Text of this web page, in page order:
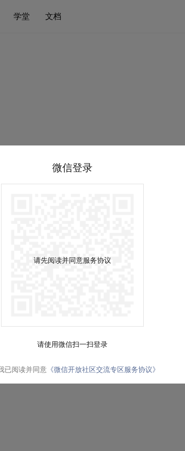
学堂 文档
微信登录
请先阅读并同意服务协议
请使用微信扫一扫登录
已阅读并同意 《微信开放社区交流专区服务协议》